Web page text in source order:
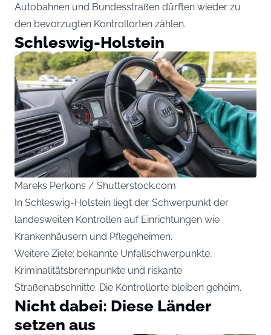
Autobahnen und Bundesstraßen dürften wieder zu
den bevorzugten Kontrollorten zählen.
Schleswig-Holstein
Mareks Perkons / Shutterstock.com
In Schleswig-Holstein liegt der Schwerpunkt der
landesweiten Kontrollen auf Einrichtungen wie
Krankenhäusern und Pflegeheimen.
Weitere Ziele: bekannte Unfallschwerpunkte,
Kriminalitätsbrennpunkte und riskante
Straßenabschnitte. Die Kontrollorte bleiben geheim.
Nicht dabei: Diese Länder
setzen aus